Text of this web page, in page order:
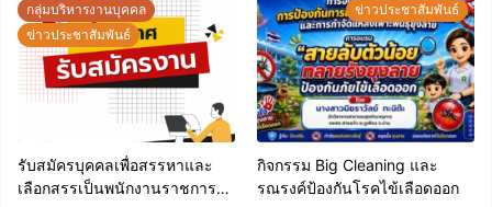
กลุ่มบริหารงานบุคคล
ข่าวประชาสัมพันธ์
รับสมัครบุคคลเพื่อสรรหาและ
เลือกสรรเป็นพนักงานราชการ
ข่าวประชาสัมพันธ์
กิจกรรม Big Cleaning และ
รณรงค์ป้องกันโรคไข้เลือดออก